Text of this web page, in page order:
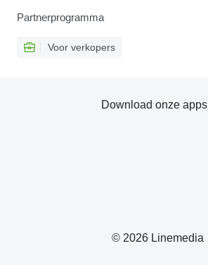
Partnerprogramma
Voor verkopers
© 2026 Linemedia
Download onze apps